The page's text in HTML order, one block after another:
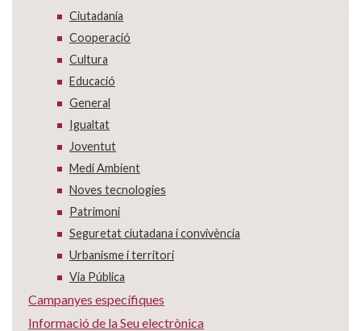
Ciutadania
Cooperació
Cultura
Educació
General
Igualtat
Joventut
Medi Ambient
Noves tecnologies
Patrimoni
Seguretat ciutadana i convivència
Urbanisme i territori
Via Pública
Campanyes específiques
Informació de la Seu electrònica